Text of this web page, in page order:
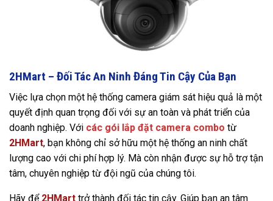
2HMart – Đối Tác An Ninh Đáng Tin Cậy Của Bạn
Việc lựa chọn một hệ thống camera giám sát hiệu quả là một
quyết định quan trọng đối với sự an toàn và phát triển của
doanh nghiệp. Với các gói lắp đặt camera combo từ
2HMart, bạn không chỉ sở hữu một hệ thống an ninh chất
lượng cao với chi phí hợp lý. Mà còn nhận được sự hỗ trợ tận
tâm, chuyên nghiệp từ đội ngũ của chúng tôi.
Hãy để 2HMart trở thành đối tác tin cậy. Giúp bạn an tâm